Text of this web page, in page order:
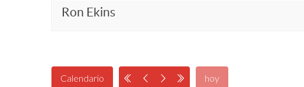
Ron Ekins
Calendario hoy